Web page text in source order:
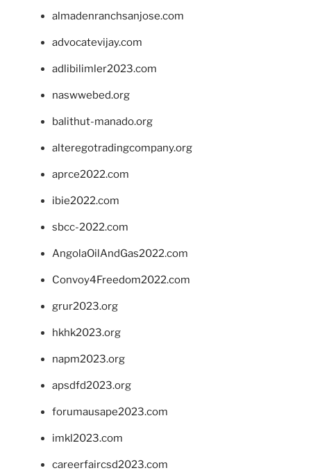
almadenranchsanjose.com
advocatevijay.com
adlibilimler2023.com
naswwebed.org
balithut-manado.org
alteregotradingcompany.org
aprce2022.com
ibie2022.com
sbcc-2022.com
AngolaOilAndGas2022.com
Convoy4Freedom2022.com
grur2023.org
hkhk2023.org
napm2023.org
apsdfd2023.org
forumausape2023.com
imkl2023.com
careerfaircsd2023.com